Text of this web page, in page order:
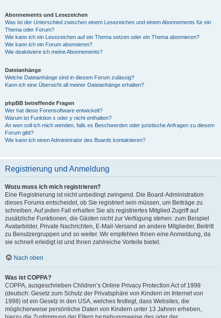
Abonnements und Lesezeichen
Was ist der Unterschied zwischen einem Lesezeichen und einem Abonnements für ein
Thema oder Forum?
Wie kann ich ein Lesezeichen auf ein Thema setzen oder ein Thema abonnieren?
Wie kann ich ein Forum abonnieren?
Wie deaktiviere ich meine Abonnements?
Dateianhänge
Welche Dateianhänge sind in diesem Forum zulässig?
Kann ich eine Übersicht all meiner Dateianhänge erhalten?
phpBB betreffende Fragen
Wer hat diese Forensoftware entwickelt?
Warum ist Funktion x oder y nicht enthalten?
An wen soll ich mich wenden, falls es Beschwerden oder juristische Anfragen zu diesem
Forum gibt?
Wie kann ich einen Administrator des Boards kontaktieren?
Registrierung und Anmeldung
Wozu muss ich mich registrieren?
Eine Registrierung ist nicht unbedingt zwingend. Die Board-Administration
dieses Forums entscheidet, ob Sie registriert sein müssen, um Beiträge zu
schreiben. Auf jeden Fall erhalten Sie als registriertes Mitglied Zugriff auf
zusätzliche Funktionen, die Gästen nicht zur Verfügung stehen: zum Beispiel
Avatarbilder, Private Nachrichten, E-Mail-Versand an andere Mitglieder, Beitritt
zu Benutzergruppen und so weiter. Wir empfehlen Ihnen eine Anmeldung, da
sie schnell erledigt ist und Ihnen zahlreiche Vorteile bietet.
Nach oben
Was ist COPPA?
COPPA, ausgeschrieben Children’s Online Privacy Protection Act of 1998
(deutsch: Gesetz zum Schutz der Privatsphäre von Kindern im Internet von
1998) ist ein Gesetz in den USA, welches festlegt, dass Websites, die
möglicherweise persönliche Daten von Kindern unter 13 Jahren erheben,